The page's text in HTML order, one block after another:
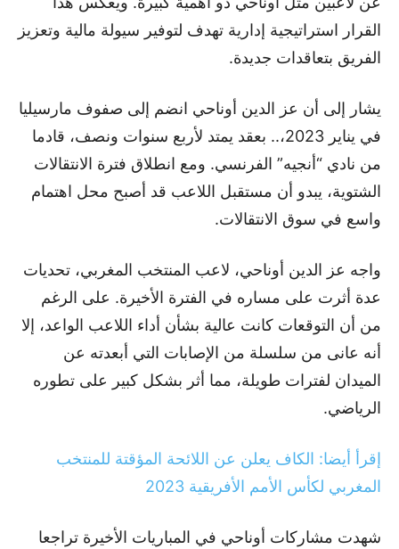
القرار استراتيجية إدارية تهدف لتوفير سيولة مالية وتعزيز
الفريق بتعاقدات جديدة.
يشار إلى أن عز الدين أوناحي انضم إلى صفوف مارسيليا
في يناير 2023،.. بعقد يمتد لأربع سنوات ونصف، قادما
من نادي “أنجيه” الفرنسي. ومع انطلاق فترة الانتقالات
الشتوية، يبدو أن مستقبل اللاعب قد أصبح محل اهتمام
واسع في سوق الانتقالات.
واجه عز الدين أوناحي، لاعب المنتخب المغربي، تحديات
عدة أثرت على مساره في الفترة الأخيرة. على الرغم
من أن التوقعات كانت عالية بشأن أداء اللاعب الواعد، إلا
أنه عانى من سلسلة من الإصابات التي أبعدته عن
الميدان لفترات طويلة، مما أثر بشكل كبير على تطوره
الرياضي.
إقرأ أيضا: الكاف يعلن عن اللائحة المؤقتة للمنتخب
المغربي لكأس الأمم الأفريقية 2023
شهدت مشاركات أوناحي في المباريات الأخيرة تراجعا